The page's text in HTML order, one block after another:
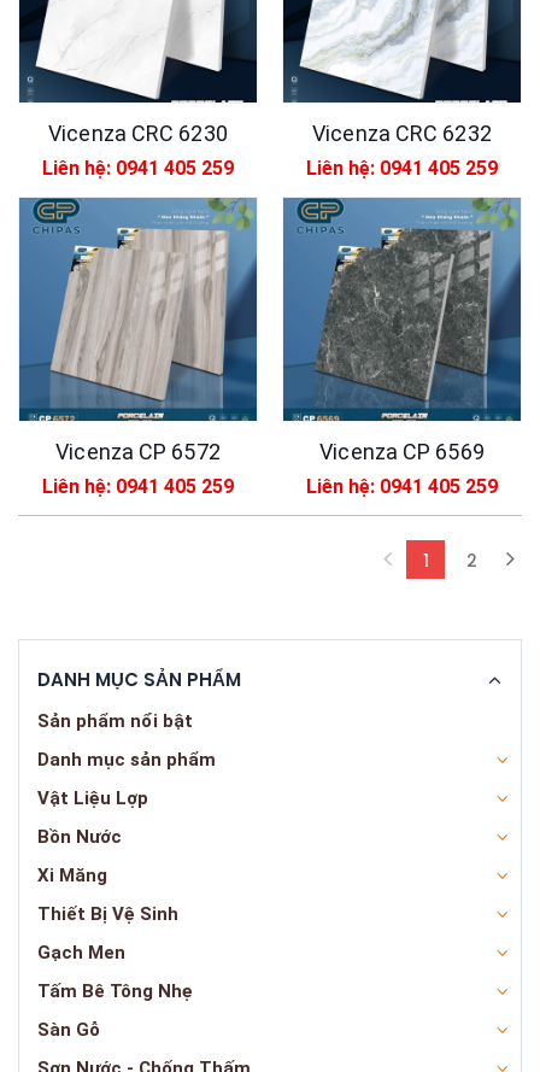
Vicenza CRC 6230
Liên hệ: 0941 405 259
Vicenza CRC 6232
Liên hệ: 0941 405 259
Vicenza CP 6572
Liên hệ: 0941 405 259
Vicenza CP 6569
Liên hệ: 0941 405 259
1(current)
2
DANH MỤC SẢN PHẨM
Sản phẩm nổi bật
Danh mục sản phẩm
Vật Liệu Lợp
Bồn Nước
Xi Măng
Thiết Bị Vệ Sinh
Gạch Men
Tấm Bê Tông Nhẹ
Sàn Gỗ